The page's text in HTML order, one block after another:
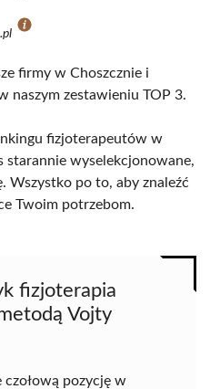
firmy w Choszcznie i
naszym zestawieniu TOP 3.
fizjoterapeutów w
starannie wyselekcjonowane,
Wszystko po to, aby znaleźć
Twoim potrzebom.
fizjoterapia
Vojty
czołową pozycję w